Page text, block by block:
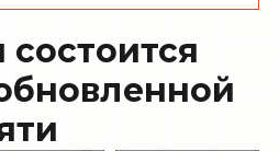
состоится